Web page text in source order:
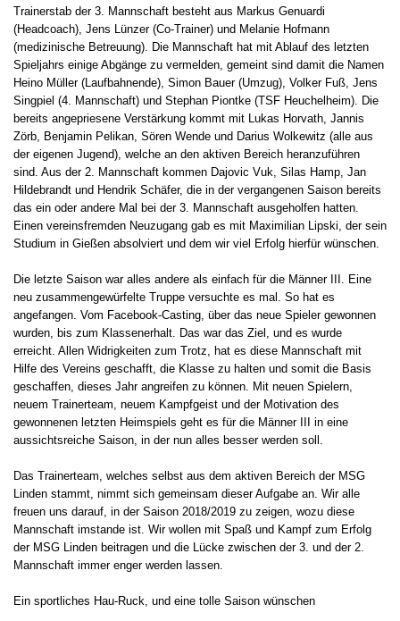
Trainerstab der 3. Mannschaft besteht aus Markus Genuardi
(Headcoach), Jens Lünzer (Co-Trainer) und Melanie Hofmann
(medizinische Betreuung). Die Mannschaft hat mit Ablauf des letzten
Spieljahrs einige Abgänge zu vermelden, gemeint sind damit die Namen
Heino Müller (Laufbahnende), Simon Bauer (Umzug), Volker Fuß, Jens
Singpiel (4. Mannschaft) und Stephan Piontke (TSF Heuchelheim). Die
bereits angepriesene Verstärkung kommt mit Lukas Horvath, Jannis
Zörb, Benjamin Pelikan, Sören Wende und Darius Wolkewitz (alle aus
der eigenen Jugend), welche an den aktiven Bereich heranzuführen
sind. Aus der 2. Mannschaft kommen Dajovic Vuk, Silas Hamp, Jan
Hildebrandt und Hendrik Schäfer, die in der vergangenen Saison bereits
das ein oder andere Mal bei der 3. Mannschaft ausgeholfen hatten.
Einen vereinsfremden Neuzugang gab es mit Maximilian Lipski, der sein
Studium in Gießen absolviert und dem wir viel Erfolg hierfür wünschen.
Die letzte Saison war alles andere als einfach für die Männer III. Eine
neu zusammengewürfelte Truppe versuchte es mal. So hat es
angefangen. Vom Facebook-Casting, über das neue Spieler gewonnen
wurden, bis zum Klassenerhalt. Das war das Ziel, und es wurde
erreicht. Allen Widrigkeiten zum Trotz, hat es diese Mannschaft mit
Hilfe des Vereins geschafft, die Klasse zu halten und somit die Basis
geschaffen, dieses Jahr angreifen zu können. Mit neuen Spielern,
neuem Trainerteam, neuem Kampfgeist und der Motivation des
gewonnenen letzten Heimspiels geht es für die Männer III in eine
aussichtsreiche Saison, in der nun alles besser werden soll.
Das Trainerteam, welches selbst aus dem aktiven Bereich der MSG
Linden stammt, nimmt sich gemeinsam dieser Aufgabe an. Wir alle
freuen uns darauf, in der Saison 2018/2019 zu zeigen, wozu diese
Mannschaft imstande ist. Wir wollen mit Spaß und Kampf zum Erfolg
der MSG Linden beitragen und die Lücke zwischen der 3. und der 2.
Mannschaft immer enger werden lassen.
Ein sportliches Hau-Ruck, und eine tolle Saison wünschen